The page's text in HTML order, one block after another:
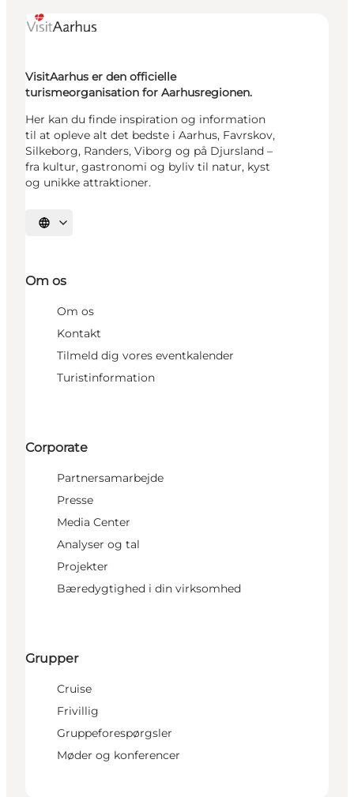
VisitAarhus er den officielle
turismeorganisation for Aarhusregionen.
Her kan du finde inspiration og information
til at opleve alt det bedste i Aarhus, Favrskov,
Silkeborg, Randers, Viborg og på Djursland –
fra kultur, gastronomi og byliv til natur, kyst
og unikke attraktioner.
Vælg sprog
Om os
Om os
Kontakt
Tilmeld dig vores eventkalender
Turistinformation
Corporate
Partnersamarbejde
Presse
Media Center
Analyser og tal
Projekter
Bæredygtighed i din virksomhed
Grupper
Cruise
Frivillig
Gruppeforespørgsler
Møder og konferencer